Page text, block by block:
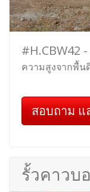
#H.CBW42
ความสูงจากพื้น
สอบถาม แ
รั้วคาวบ